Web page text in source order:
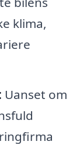
klima,
Uanset om